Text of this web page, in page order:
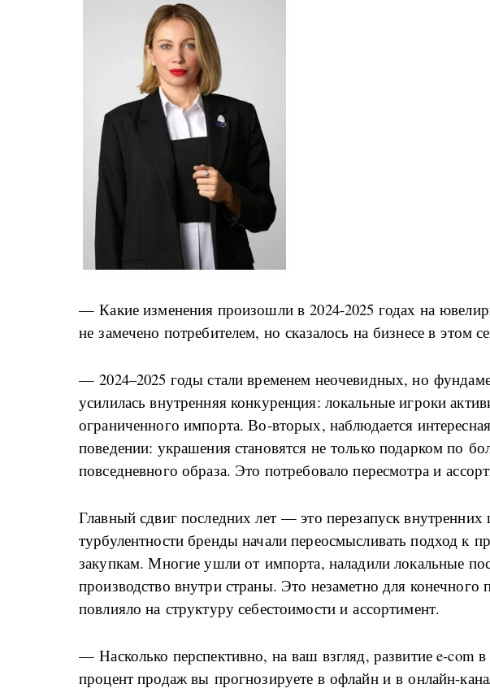
— Какие изменения произошли в 2024-2025 годах на
не замечено потребителем, но сказалось на бизнесе в этом
— 2024–2025 годы стали временем неочевидных, но
усилилась внутренняя конкуренция: локальные игроки
ограниченного импорта. Во-вторых, наблюдается
поведении: украшения становятся не только подарком по
повседневного образа. Это потребовало пересмотра и
Главный сдвиг последних лет — это перезапуск внутренних
турбулентности бренды начали переосмысливать подход к
закупкам. Многие ушли от импорта, наладили локальные
производство внутри страны. Это незаметно для конечного
повлияло на структуру себестоимости и ассортимент.
— Насколько перспективно, на ваш взгляд, развитие e-com
процент продаж вы прогнозируете в офлайн и в онлайн-